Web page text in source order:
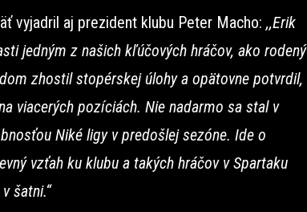
vyjadril aj prezident klubu Peter Macho: ,,Erik
jedným z našich kľúčových hráčov, ako rodený
zhostil stopérskej úlohy a opätovne potvrdil,
viacerých pozíciách. Nie nadarmo sa stal v
Niké ligy v predošlej sezóne. Ide o
vzťah ku klubu a takých hráčov v Spartaku
šatni.“